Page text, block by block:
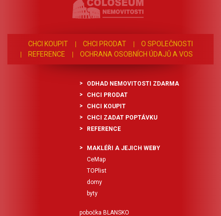
CHCI KOUPIT CHCI PRODAT
O SPOLEČNOSTI
REFERENCE
OCHRANA OSOBNÍCH ÚDAJŮ A VOS
ODHAD NEMOVITOSTI ZDARMA
CHCI PRODAT
CHCI KOUPIT
CHCI ZADAT POPTÁVKU
REFERENCE
MAKLÉŘI A JEJICH WEBY
CeMap
TOPlist
domy
byty
pobočka BLANSKO